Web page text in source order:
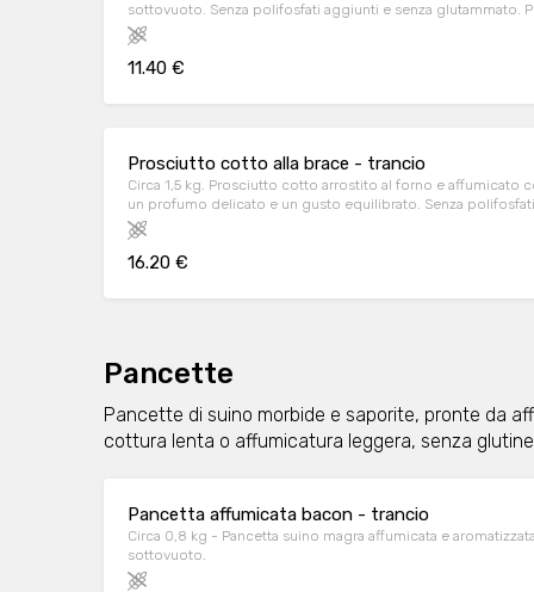
sottovuoto. Senza polifosfati aggiunti e senza glutammato.
11.40 €
Prosciutto cotto alla brace - trancio
Circa 1,5 kg. Prosciutto cotto arrostito al forno e affumicato
un profumo delicato e un gusto equilibrato. Senza
16.20 €
Pancette
Pancette di suino morbide e saporite, pronte da
cottura lenta o affumicatura leggera, senza
Pancetta affumicata bacon - trancio
Circa 0,8 kg - Pancetta suino magra affumicata e
sottovuoto.